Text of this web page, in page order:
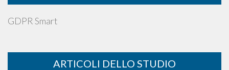
GDPR Smart
ARTICOLI DELLO STUDIO